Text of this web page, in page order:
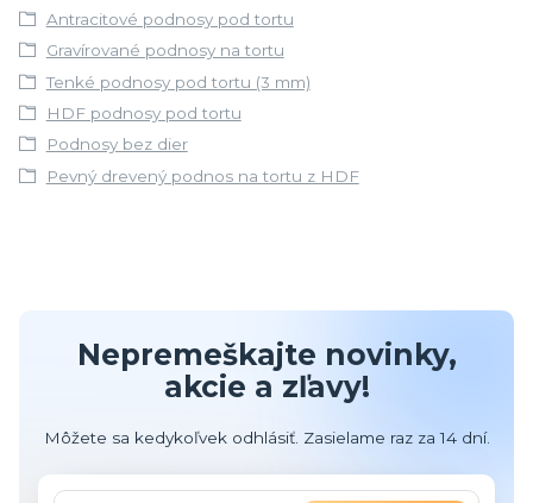
Antracitové podnosy pod tortu
Gravírované podnosy na tortu
Tenké podnosy pod tortu (3 mm)
HDF podnosy pod tortu
Podnosy bez dier
Pevný drevený podnos na tortu z HDF
Nepremeškajte novinky,
akcie a zľavy!
Môžete sa kedykoľvek odhlásiť. Zasielame raz za 14 dní.